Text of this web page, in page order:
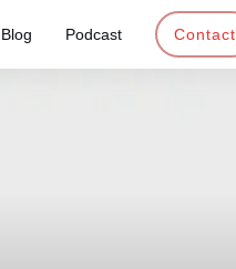
Blog Podcast Contact